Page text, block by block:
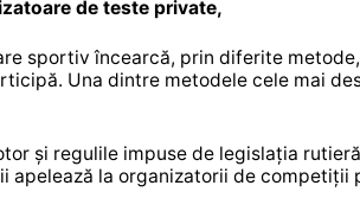
de teste private,
sportiv încearcă, prin diferite
Una dintre metodele cele mai
și regulile impuse de legislația
la organizatorii de competiții